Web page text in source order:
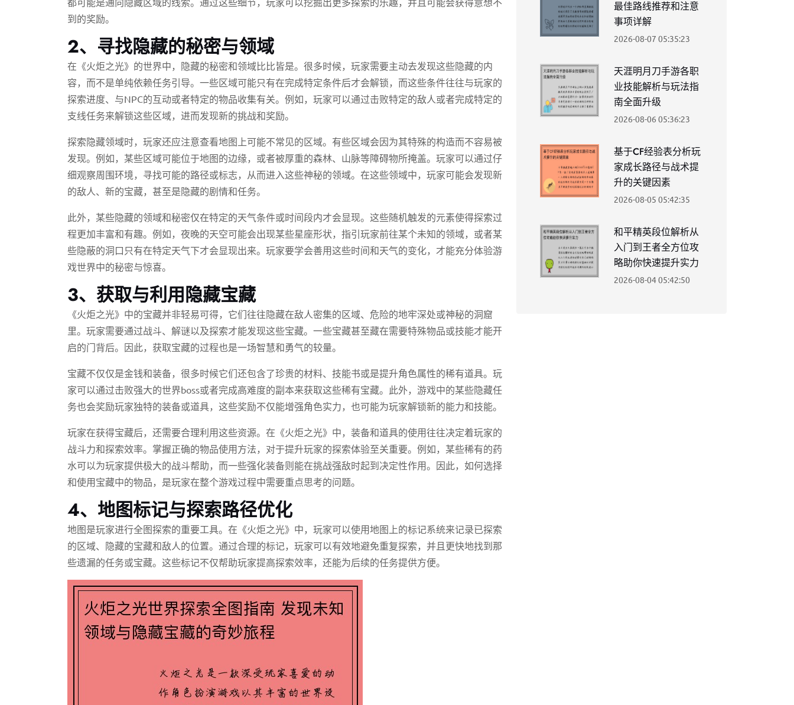
到的奖励。
2、寻找隐藏的秘密与领域
在《火炬之光》的世界中，隐藏的秘密和领域比比皆是。很多时候，玩家需要主动去发现这些隐藏的内
容，而不是单纯依赖任务引导。一些区域可能只有在完成特定条件后才会解锁，而这些条件往往与玩家的
探索进度、与NPC的互动或者特定的物品收集有关。例如，玩家可以通过击败特定的敌人或者完成特定的
支线任务来解锁这些区域，进而发现新的挑战和奖励。
探索隐藏领域时，玩家还应注意查看地图上可能不常见的区域。有些区域会因为其特殊的构造而不容易被
发现。例如，某些区域可能位于地图的边缘，或者被厚重的森林、山脉等障碍物所掩盖。玩家可以通过仔
细观察周围环境，寻找可能的路径或标志，从而进入这些神秘的领域。在这些领域中，玩家可能会发现新
的敌人、新的宝藏，甚至是隐藏的剧情和任务。
此外，某些隐藏的领域和秘密仅在特定的天气条件或时间段内才会显现。这些随机触发的元素使得探索过
程更加丰富和有趣。例如，夜晚的天空可能会出现某些星座形状，指引玩家前往某个未知的领域，或者某
些隐蔽的洞口只有在特定天气下才会显现出来。玩家要学会善用这些时间和天气的变化，才能充分体验游
戏世界中的秘密与惊喜。
3、获取与利用隐藏宝藏
《火炬之光》中的宝藏并非轻易可得，它们往往隐藏在敌人密集的区域、危险的地牢深处或神秘的洞窟
里。玩家需要通过战斗、解谜以及探索才能发现这些宝藏。一些宝藏甚至藏在需要特殊物品或技能才能开
启的门背后。因此，获取宝藏的过程也是一场智慧和勇气的较量。
宝藏不仅仅是金钱和装备，很多时候它们还包含了珍贵的材料、技能书或是提升角色属性的稀有道具。玩
家可以通过击败强大的世界boss或者完成高难度的副本来获取这些稀有宝藏。此外，游戏中的某些隐藏任
务也会奖励玩家独特的装备或道具，这些奖励不仅能增强角色实力，也可能为玩家解锁新的能力和技能。
玩家在获得宝藏后，还需要合理利用这些资源。在《火炬之光》中，装备和道具的使用往往决定着玩家的
战斗力和探索效率。掌握正确的物品使用方法，对于提升玩家的探索体验至关重要。例如，某些稀有的药
水可以为玩家提供极大的战斗帮助，而一些强化装备则能在挑战强敌时起到决定性作用。因此，如何选择
和使用宝藏中的物品，是玩家在整个游戏过程中需要重点思考的问题。
4、地图标记与探索路径优化
地图是玩家进行全图探索的重要工具。在《火炬之光》中，玩家可以使用地图上的标记系统来记录已探索
的区域、隐藏的宝藏和敌人的位置。通过合理的标记，玩家可以有效地避免重复探索，并且更快地找到那
些遗漏的任务或宝藏。这些标记不仅帮助玩家提高探索效率，还能为后续的任务提供方便。
最佳路线推荐和注意
事项详解
2026-08-07 05:35:23
天涯明月刀手游各职
业技能解析与玩法指
南全面升级
2026-08-06 05:36:23
基于CF经验表分析玩
家成长路径与战术提
升的关键因素
2026-08-05 05:42:35
和平精英段位解析从
入门到王者全方位攻
略助你快速提升实力
2026-08-04 05:42:50